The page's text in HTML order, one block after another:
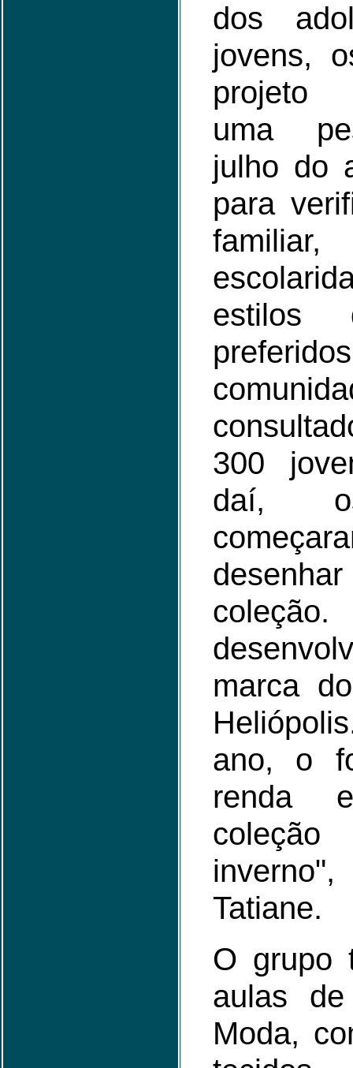
dos
jovens,
projeto
uma
julho do
para
estilos
300
daí,
coleção.
marca
ano, o
renda
Tatiane.
O grupo
aulas
Moda,